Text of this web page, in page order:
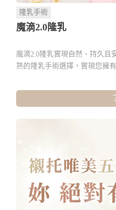
隆乳手術
魔滴2.0隆乳
魔滴2.0隆乳實現自然、持久且
熟的隆乳手術選擇，實現您擁